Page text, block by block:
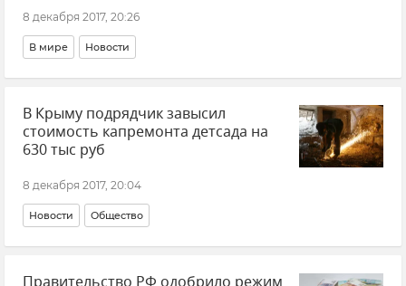
8 декабря 2017, 20:26
В мире Новости
В Крыму подрядчик завысил
стоимость капремонта детсада на
630 тыс руб
8 декабря 2017, 20:04
Новости Общество